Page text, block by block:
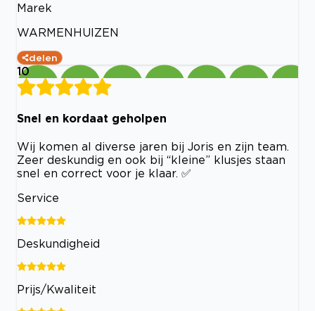
Marek
WARMENHUIZEN
delen
10
Snel en kordaat geholpen
Wij komen al diverse jaren bij Joris en zijn team.
Zeer deskundig en ook bij “kleine” klusjes staan
snel en correct voor je klaar. ✅
Service
Deskundigheid
Prijs/Kwaliteit